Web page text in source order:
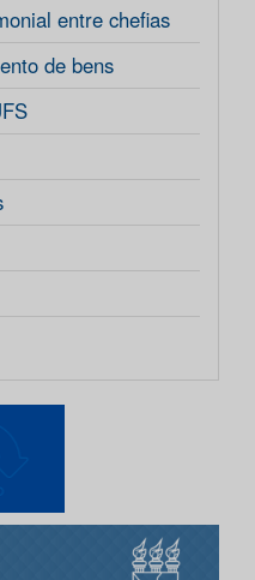
entre chefias
de bens